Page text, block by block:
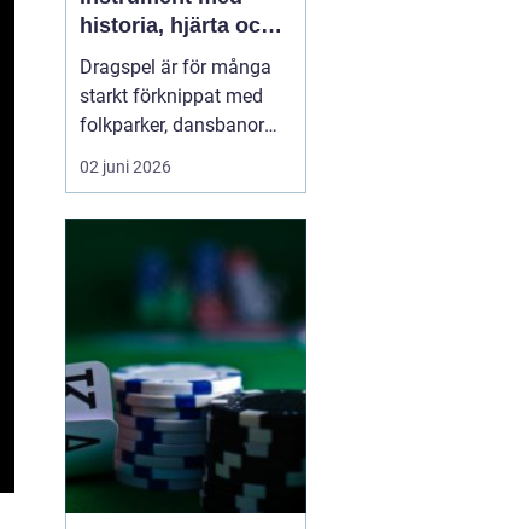
historia, hjärta och
möjligheter
Dragspel är för många
starkt förknippat med
folkparker, dansbanor
och långa
sommarnätter. Men
mer mångsidigt än så. I
används dragspel
allt f...
02 juni 2026